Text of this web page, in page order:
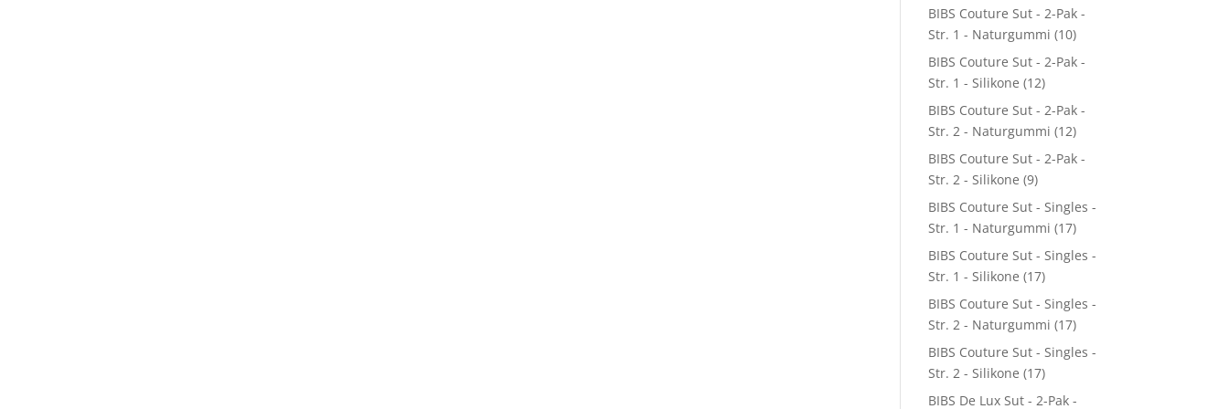
BIBS Couture Sut - 2-Pak -
Str. 1 - Naturgummi (10)
BIBS Couture Sut - 2-Pak -
Str. 1 - Silikone (12)
BIBS Couture Sut - 2-Pak -
Str. 2 - Naturgummi (12)
BIBS Couture Sut - 2-Pak -
Str. 2 - Silikone (9)
BIBS Couture Sut - Singles -
Str. 1 - Naturgummi (17)
BIBS Couture Sut - Singles -
Str. 1 - Silikone (17)
BIBS Couture Sut - Singles -
Str. 2 - Naturgummi (17)
BIBS Couture Sut - Singles -
Str. 2 - Silikone (17)
BIBS De Lux Sut - 2-Pak -